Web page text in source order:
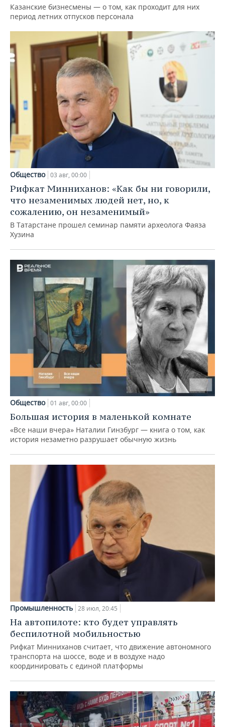
Казанские бизнесмены — о том, как проходит для них
период летних отпусков персонала
Общество 03 авг, 00:00
Рифкат Минниханов: «Как бы ни говорили,
что незаменимых людей нет, но, к
сожалению, он незаменимый»
В Татарстане прошел семинар памяти археолога Фаяза
Хузина
Общество 01 авг, 00:00
Большая история в маленькой комнате
«Все наши вчера» Наталии Гинзбург — книга о том, как
история незаметно разрушает обычную жизнь
Промышленность 28 июл, 20:45
На автопилоте: кто будет управлять
беспилотной мобильностью
Рифкат Минниханов считает, что движение автономного
транспорта на шоссе, воде и в воздухе надо
координировать с единой платформы